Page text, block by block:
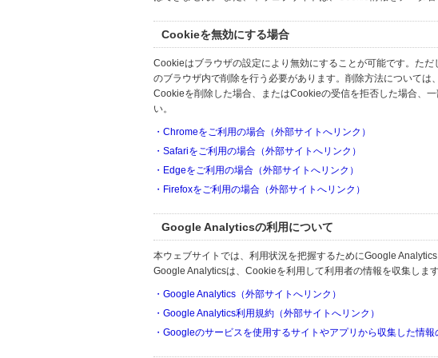
Cookieを無効にする場合
Cookieはブラウザの設定により無効にすることが可能です。た
のブラウザ内で削除を行う必要があります。削除方法については
Cookieを削除した場合、またはCookieの受信を拒否した場合、
い。
・Chromeをご利用の場合（外部サイトへリンク）
・Safariをご利用の場合（外部サイトへリンク）
・Edgeをご利用の場合（外部サイトへリンク）
・Firefoxをご利用の場合（外部サイトへリンク）
Google Analyticsの利用について
本ウェブサイトでは、利用状況を把握するためにGoogle Analytics
Google Analyticsは、Cookieを利用して利用者の情報を収集しま
・Google Analytics（外部サイトへリンク）
・Google Analytics利用規約（外部サイトへリンク）
・Googleのサービスを使用するサイトやアプリから収集した情